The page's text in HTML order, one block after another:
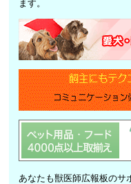
ます。
あなたも獣医師広報板のサ